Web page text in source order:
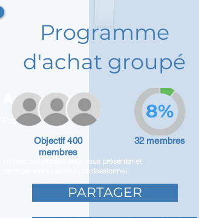
Adam Caar
Promoteur
Utilisez cet espace pour vous présenter et
partager votre parcours professionnel.
Programme
d'achat groupé
Objectif 400
membres
32 membres
8%
PARTAGER